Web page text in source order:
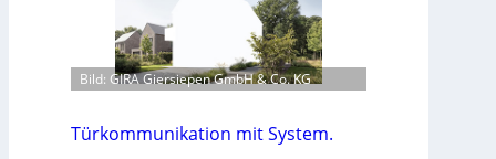
Bild: GIRA Giersiepen GmbH & Co. KG
Türkommunikation mit System.